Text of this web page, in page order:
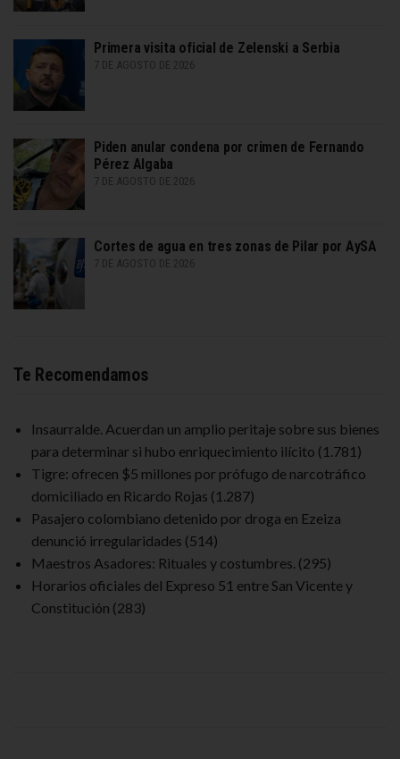
Primera visita oficial de Zelenski a Serbia
7 DE AGOSTO DE 2026
Piden anular condena por crimen de Fernando
Pérez Algaba
7 DE AGOSTO DE 2026
Cortes de agua en tres zonas de Pilar por AySA
7 DE AGOSTO DE 2026
Te Recomendamos
Insaurralde. Acuerdan un amplio peritaje sobre sus bienes
para determinar si hubo enriquecimiento ilícito (1.781)
Tigre: ofrecen $5 millones por prófugo de narcotráfico
domiciliado en Ricardo Rojas (1.287)
Pasajero colombiano detenido por droga en Ezeiza
denunció irregularidades (514)
Maestros Asadores: Rituales y costumbres. (295)
Horarios oficiales del Expreso 51 entre San Vicente y
Constitución (283)